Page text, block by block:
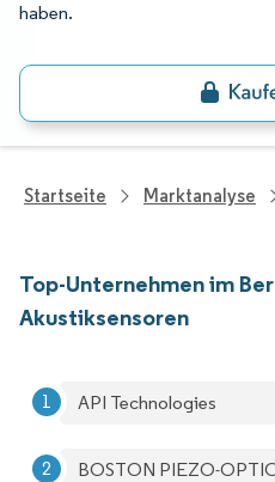
haben.
Startseite Marktanalyse
Top-Unternehmen im
Akustiksensoren
API Technologies
BOSTON PIEZO-